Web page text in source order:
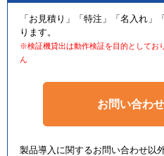
「お見積り」「特注」「名入れ」
ります。
※検証機貸出は動作検証を目的としてお
ん
お問い合わ
製品導入に関するお問い合わせ以